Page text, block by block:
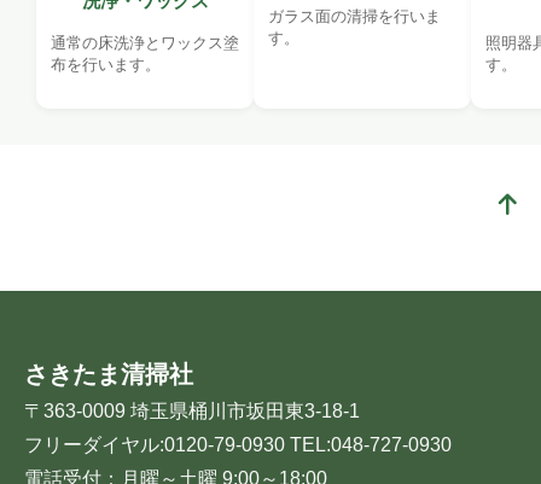
通常の床洗浄とワックス塗
布を行います。
ガラス面の清掃を行いま
す。
照明器
す。
さきたま清掃社
〒363-0009 埼玉県桶川市坂田東3-18-1
フリーダイヤル:0120-79-0930 TEL:048-727-0930
電話受付：月曜～土曜 9:00～18:00